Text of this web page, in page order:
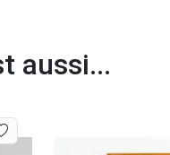
aussi...